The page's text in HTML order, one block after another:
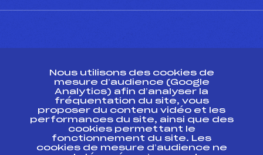
Ressources
Pass’Neige
Projet sportif fédéral
Projet de performance fédéral
Nous utilisons des cookies de
mesure d’audience (Google
Analytics) afin d’analyser la
fréquentation du site, vous
proposer du contenu vidéo et les
performances du site, ainsi que des
cookies permettant le
fonctionnement du site. Les
cookies de mesure d’audience ne